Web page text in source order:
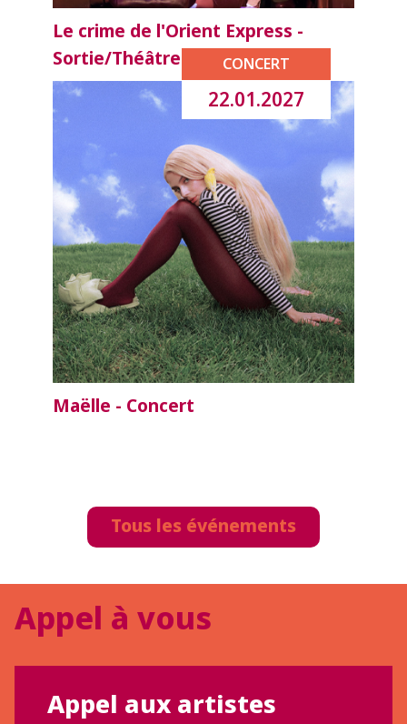
Le crime de l'Orient Express -
Sortie/Théâtre
CONCERT
22.01.2027
Maëlle - Concert
Tous les événements
Appel à vous
Appel aux artistes